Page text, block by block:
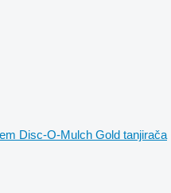
Disc-O-Mulch Gold tanjirača